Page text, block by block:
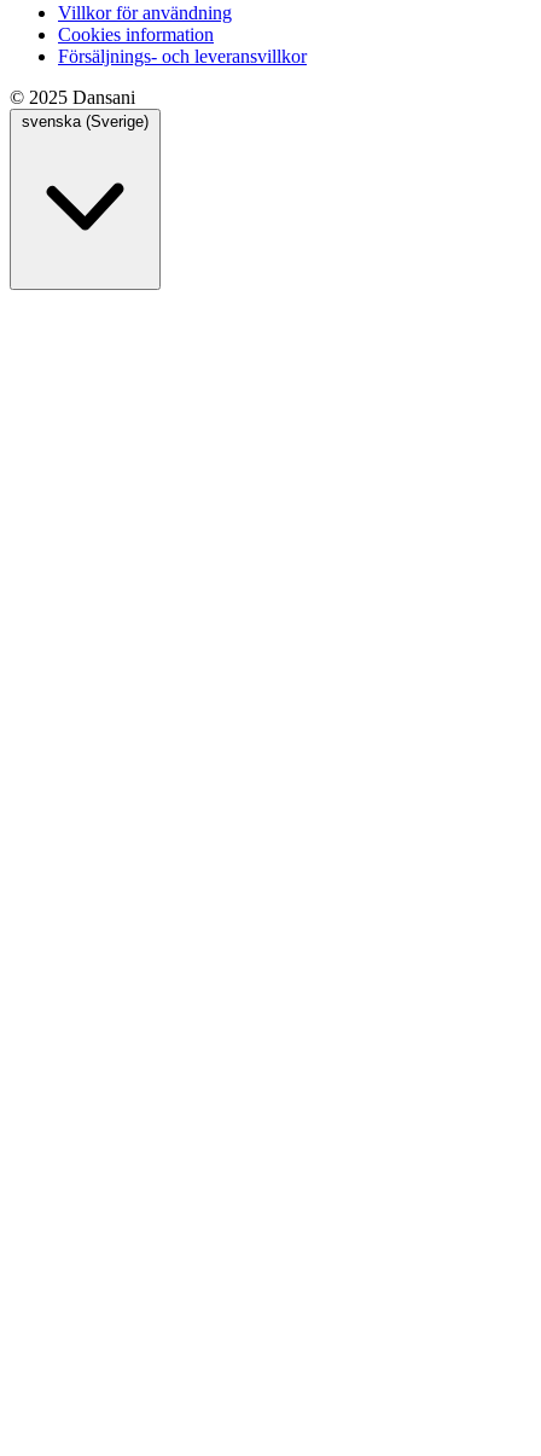
Villkor för användning
Cookies information
Försäljnings- och leveransvillkor
© 2025 Dansani
svenska (Sverige)